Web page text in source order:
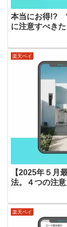
本当にお得!?
に注意すべき
楽天ペイ
【2025年５月
法。４つの注意
楽天ペイ